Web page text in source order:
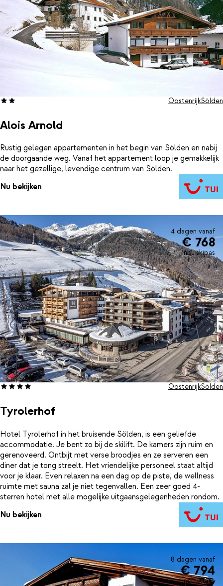
Alois Arnold
OostenrijkSölden
Rustig gelegen appartementen in het begin van Sölden en nabij
de doorgaande weg. Vanaf het appartement loop je gemakkelijk
naar het gezellige, levendige centrum van Sölden.
Nu bekijken
4 dagen vanaf
€ 768
incl. skipas
Tyrolerhof
OostenrijkSölden
Hotel Tyrolerhof in het bruisende Sölden, is een geliefde
accommodatie. Je bent zo bij de skilift. De kamers zijn ruim en
gerenoveerd. Ontbijt met verse broodjes en ze serveren een
diner dat je tong streelt. Het vriendelijke personeel staat altijd
voor je klaar. Even relaxen na een dag op de piste, de wellness
ruimte met sauna zal je niet tegenvallen. Een zeer goed 4-
sterren hotel met alle mogelijke uitgaansgelegenheden rondom.
Nu bekijken
8 dagen vanaf
€ 794
incl. skipas